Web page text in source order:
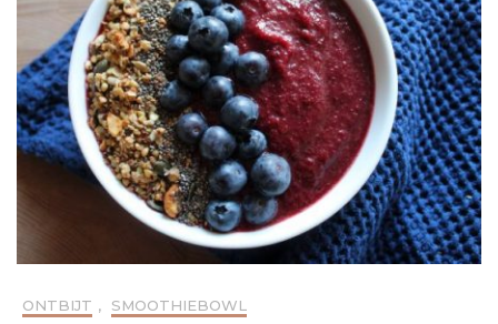
ONTBIJT , SMOOTHIEBOWL